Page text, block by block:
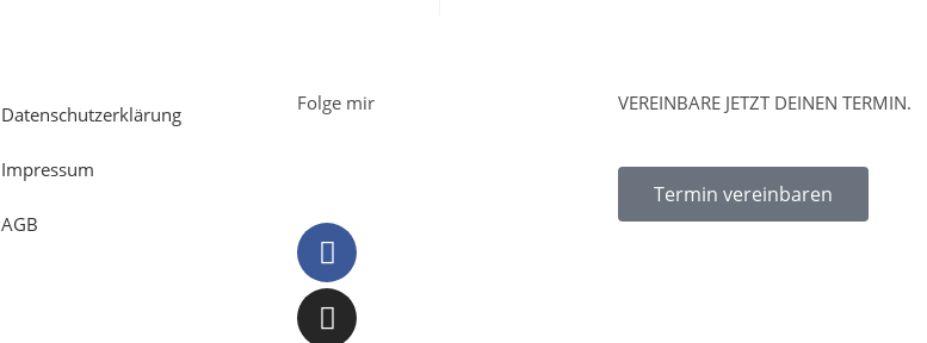
Datenschutzerklärung
Impressum
AGB
Folge mir VEREINBARE JETZT DEINEN TERMIN.
Termin vereinbaren